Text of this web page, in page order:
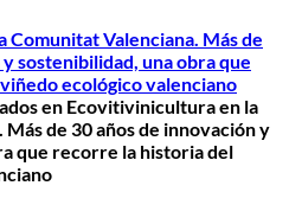
Valenciana. Más de
sostenibilidad, una obra que
ecológico valenciano
en Ecovitivinicultura en la
de 30 años de innovación y
que recorre la historia del